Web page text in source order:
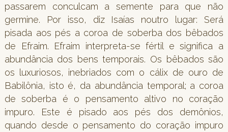
passarem conculcam a semente para que não
germine. Por isso, diz Isaías noutro lugar: Será
pisada aos pés a coroa de soberba dos bêbados
de Efraim. Efraim interpreta-se fértil e significa a
abundância dos bens temporais. Os bêbados são
os luxuriosos, inebriados com o cálix de ouro de
Babilônia, isto é, da abundância temporal; a coroa
de soberba é o pensamento altivo no coração
impuro. Este é pisado aos pés dos demônios,
quando desde o pensamento do coração impuro